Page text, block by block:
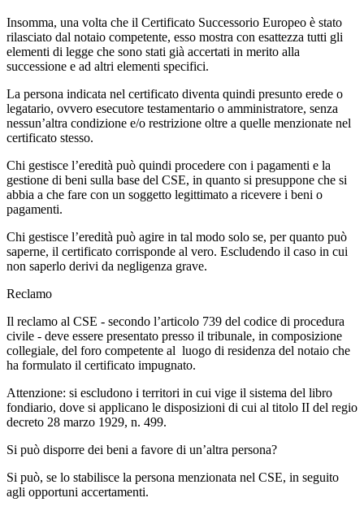
Insomma, una volta che il Certificato Successorio Europeo è stato
rilasciato dal notaio competente, esso mostra con esattezza tutti gli
elementi di legge che sono stati già accertati in merito alla
successione e ad altri elementi specifici.
La persona indicata nel certificato diventa quindi presunto erede o
legatario, ovvero esecutore testamentario o amministratore, senza
nessun’altra condizione e/o restrizione oltre a quelle menzionate nel
certificato stesso.
Chi gestisce l’eredità può quindi procedere con i pagamenti e la
gestione di beni sulla base del CSE, in quanto si presuppone che si
abbia a che fare con un soggetto legittimato a ricevere i beni o
pagamenti.
Chi gestisce l’eredità può agire in tal modo solo se, per quanto può
saperne, il certificato corrisponde al vero. Escludendo il caso in cui
non saperlo derivi da negligenza grave.
Reclamo
Il reclamo al CSE - secondo l’articolo 739 del codice di procedura
civile - deve essere presentato presso il tribunale, in composizione
collegiale, del foro competente al luogo di residenza del notaio che
ha formulato il certificato impugnato.
Attenzione: si escludono i territori in cui vige il sistema del libro
fondiario, dove si applicano le disposizioni di cui al titolo II del regio
decreto 28 marzo 1929, n. 499.
Si può disporre dei beni a favore di un’altra persona?
Si può, se lo stabilisce la persona menzionata nel CSE, in seguito
agli opportuni accertamenti.